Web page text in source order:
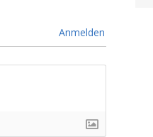
Anmelden